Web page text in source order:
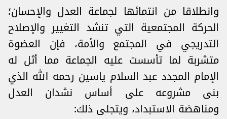
وانطلاقا من انتمائها لجماعة العدل والإحسان؛
الحركة المجتمعية التي تنشد التغيير والإصلاح
التدريجي في المجتمع والأمة، فإن العضوة
متشربة لما تأسست عليه الجماعة مما أثل له
الإمام المجدد عبد السلام ياسين رحمه الله الذي
بنى مشروعه على أساس نشدان العدل
ومناهضة الاستبداد، ويتجلى ذلك: